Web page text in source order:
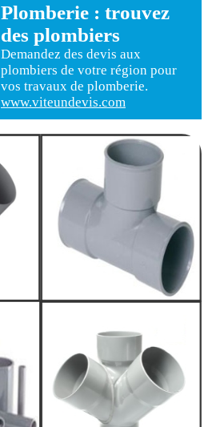
Plomberie : trouvez
des plombiers
Demandez des devis aux
plombiers de votre région pour
vos travaux de plomberie.
www.viteundevis.com